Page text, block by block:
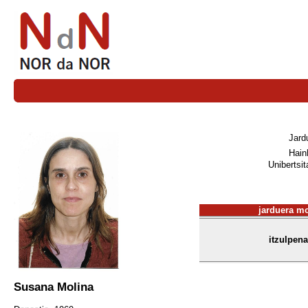
Susana Molina
jarduera
itzulpena